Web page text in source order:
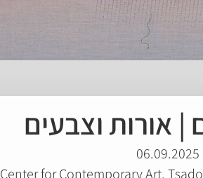
אורות וצבעים
Center for Contemporary Art,